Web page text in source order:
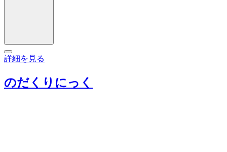
詳細を見る
のだくりにっく